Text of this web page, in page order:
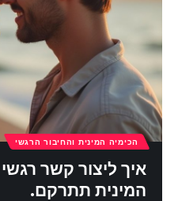
הכימיה המינית והחיבור הרגשי
איך ליצור קשר
המינית תתרקם.